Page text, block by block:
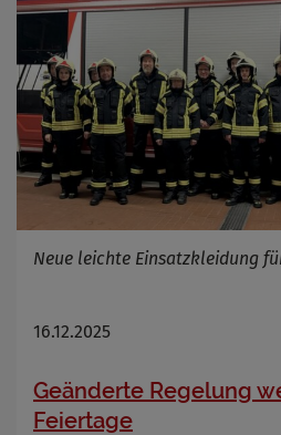
Neue leichte Einsatzkleidung
16.12.2025
Geänderte Regelung
Feiertage